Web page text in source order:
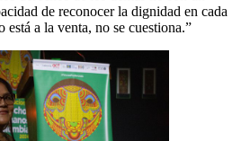
de reconocer la dignidad en cada
está a la venta, no se cuestiona.”